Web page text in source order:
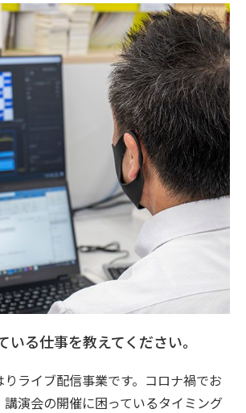
いる仕事を教えてください。
ライブ配信事業です。コロナ禍でお
演会の開催に困っているタイミング